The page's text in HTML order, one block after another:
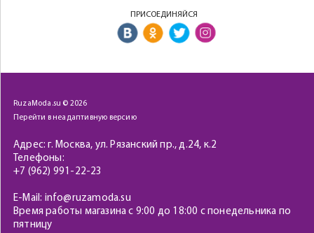
ПРИСОЕДИНЯЙСЯ
RuzaModa.su © 2026
Перейти в неадаптивную версию
Адрес: г. Москва, ул. Рязанский пр., д.24, к.2
Телефоны:
+7 (962) 991-22-23
E-Mail: info@ruzamoda.su
Время работы магазина с 9:00 до 18:00 с понедельника по
пятницу